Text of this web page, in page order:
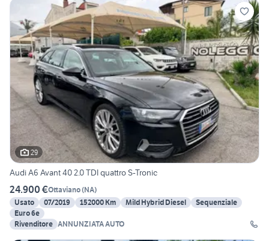
29
Audi A6 Avant 40 2.0 TDI quattro S-Tronic
24.900 €Ottaviano(NA)
Usato
07/2019 152000 Km Mild Hybrid Diesel
Sequenziale
Euro 6e
Rivenditore ANNUNZIATA AUTO